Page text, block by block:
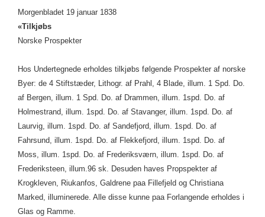
Morgenbladet 19 januar 1838
«Tilkjøbs
Norske Prospekter
Hos Undertegnede erholdes tilkjøbs følgende Prospekter af norske
Byer: de 4 Stiftstæder, Lithogr. af Prahl, 4 Blade, illum. 1 Spd. Do.
af Bergen, illum. 1 Spd. Do. af Drammen, illum. 1spd. Do. af
Holmestrand, illum. 1spd. Do. af Stavanger, illum. 1spd. Do. af
Laurvig, illum. 1spd. Do. af Sandefjord, illum. 1spd. Do. af
Fahrsund, illum. 1spd. Do. af Flekkefjord, illum. 1spd. Do. af
Moss, illum. 1spd. Do. af Frederiksværn, illum. 1spd. Do. af
Frederiksteen, illum.96 sk. Desuden haves Propspekter af
Krogkleven, Riukanfos, Galdrene paa Fillefjeld og Christiana
Marked, illuminerede. Alle disse kunne paa Forlangende erholdes i
Glas og Ramme.